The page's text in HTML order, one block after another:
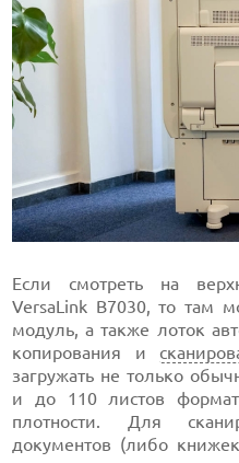
Если смотреть на
VersaLink B7030, то там
модуль, а также лоток
копирования и
загружать не только
и до 110 листов
плотности. Для
документов (либо